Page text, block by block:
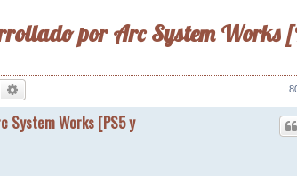
por Arc System Works
Buscar
System Works [PS5 y